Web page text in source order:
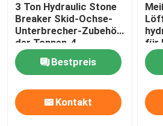
3 Ton Hydraulic Stone
Breaker Skid-Ochse-
Unterbrecher-Zubehör
der Tonnen-4
Bestpreis
Kontakt
für